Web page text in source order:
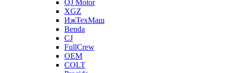
QJ Motor
XGZ
ИжТехМаш
Benda
CJ
FullCrew
OEM
COLT